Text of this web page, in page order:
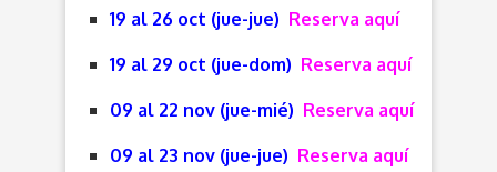
19 al 26 oct (jue-jue) Reserva aquí
19 al 29 oct (jue-dom) Reserva aquí
09 al 22 nov (jue-mié) Reserva aquí
09 al 23 nov (jue-jue) Reserva aquí